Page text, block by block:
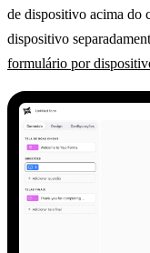
de dispositivo acima do
dispositivo
formulário por